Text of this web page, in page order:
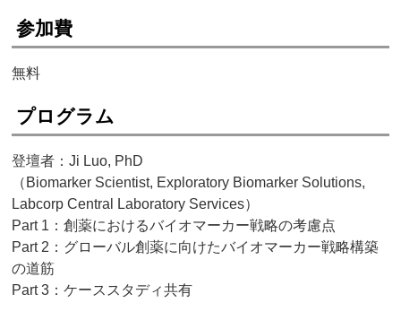
参加費
無料
プログラム
登壇者：Ji Luo, PhD
（Biomarker Scientist, Exploratory Biomarker Solutions,
Labcorp Central Laboratory Services）
Part 1：創薬におけるバイオマーカー戦略の考慮点
Part 2：グローバル創薬に向けたバイオマーカー戦略構築
の道筋
Part 3：ケーススタディ共有